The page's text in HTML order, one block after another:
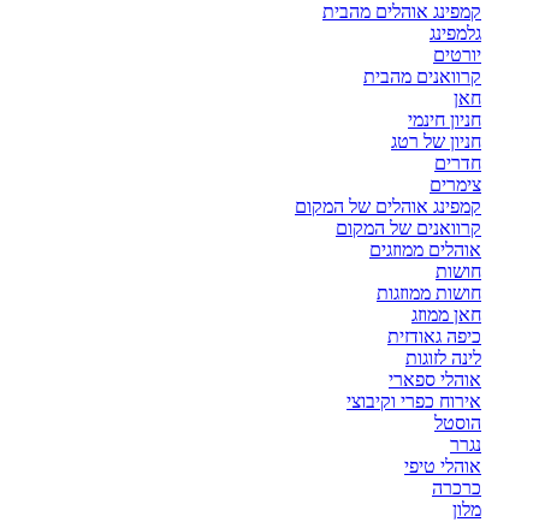
קמפינג אוהלים מהבית
גלמפינג
יורטים
קרוואנים מהבית
חאן
חניון חינמי
חניון של רטג
חדרים
צימרים
קמפינג אוהלים של המקום
קרוואנים של המקום
אוהלים ממוזגים
חושות
חושות ממוזגות
חאן ממוזג
כיפה גאודזית
לינה לזוגות
אוהלי ספארי
אירוח כפרי וקיבוצי
הוסטל
נגרר
אוהלי טיפי
כרכרה
מלון